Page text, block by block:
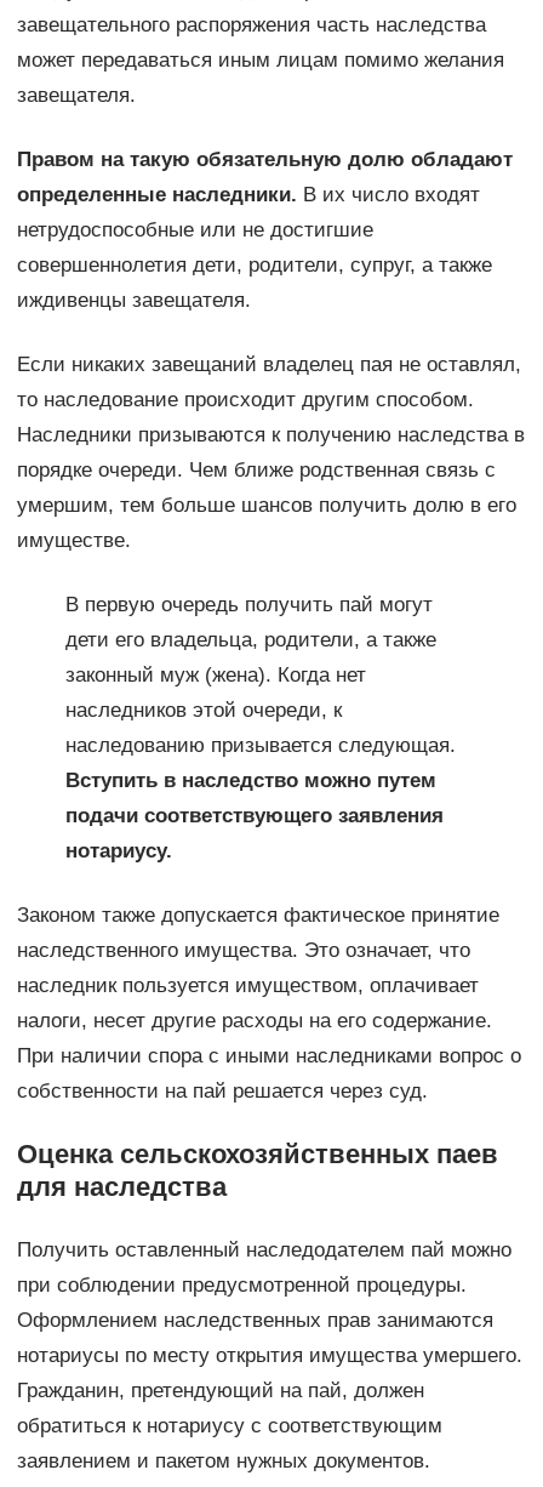
завещательного распоряжения часть наследства
может передаваться иным лицам помимо желания
завещателя.
Правом на такую обязательную долю обладают
определенные наследники. В их число входят
нетрудоспособные или не достигшие
совершеннолетия дети, родители, супруг, а также
иждивенцы завещателя.
Если никаких завещаний владелец пая не оставлял,
то наследование происходит другим способом.
Наследники призываются к получению наследства в
порядке очереди. Чем ближе родственная связь с
умершим, тем больше шансов получить долю в его
имуществе.
В первую очередь получить пай могут
дети его владельца, родители, а также
законный муж (жена). Когда нет
наследников этой очереди, к
наследованию призывается следующая.
Вступить в наследство можно путем
подачи соответствующего заявления
нотариусу.
Законом также допускается фактическое принятие
наследственного имущества. Это означает, что
наследник пользуется имуществом, оплачивает
налоги, несет другие расходы на его содержание.
При наличии спора с иными наследниками вопрос о
собственности на пай решается через суд.
Оценка сельскохозяйственных паев
для наследства
Получить оставленный наследодателем пай можно
при соблюдении предусмотренной процедуры.
Оформлением наследственных прав занимаются
нотариусы по месту открытия имущества умершего.
Гражданин, претендующий на пай, должен
обратиться к нотариусу с соответствующим
заявлением и пакетом нужных документов.